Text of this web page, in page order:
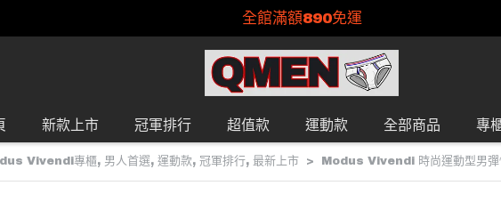
全館滿額890免運
新款上市 冠軍排行 超值款 運動款 全部商品 專
Vivendi專櫃, 男人首選, 運動款, 冠軍排行, 最新上市 Modus Vivendi 時尚運動型男